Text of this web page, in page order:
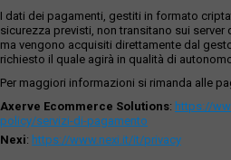
I dati dei pagamenti, gestiti in formato
sicurezza previsti, non transitano sui
ma vengono acquisiti direttamente dal
richiesto il quale agirà in qualità di
Per maggiori informazioni si rimanda alle
Axerve Ecommerce Solutions: https://
policy/servizi-di-pagamento
Nexi: https://www.nexi.it/it/privacy